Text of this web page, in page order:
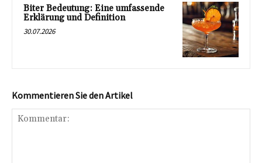
Biter Bedeutung: Eine umfassende
Erklärung und Definition
30.07.2026
Kommentieren Sie den Artikel